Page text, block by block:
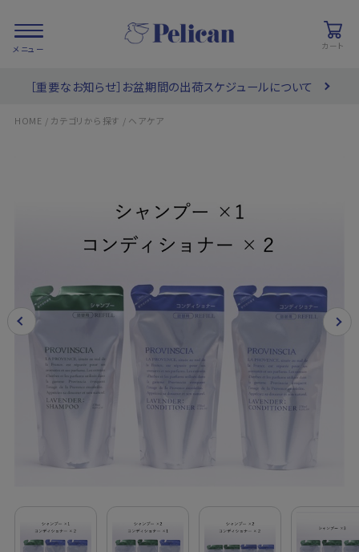
カート
COLLECTIONS/ ブランド一覧
定期購入
お問い合わせ
ご利用案内
［重要なお知らせ］お盆期間の出荷スケジュールについて
HOME / カテゴリから探す / ヘアケア